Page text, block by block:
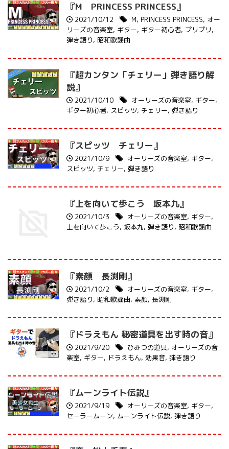
『M PRINCESS PRINCESS』
2021/10/12 M, PRINCESS PRINCESS, オー
リーズの音楽室, ギター, ギター初心者, プリプリ,
弾き語り, 昭和歌謡曲
『超カンタン「チェリー」弾き語り解
説』
2021/10/10 オーリーズの音楽室, ギター,
ギター初心者, スピッツ, チェリー, 弾き語り
『スピッツ チェリー』
2021/10/9 オーリーズの音楽室, ギター,
スピッツ, チェリー, 弾き語り
『上を向いて歩こう 坂本九』
2021/10/3 オーリーズの音楽室, ギター,
上を向いて歩こう, 坂本九, 弾き語り, 昭和歌謡曲
『素顔 長渕剛』
2021/10/2 オーリーズの音楽室, ギター,
弾き語り, 昭和歌謡曲, 素顔, 長渕剛
『ドラえもん 秘密道具を出す時の音』
2021/9/20 ひみつの道具, オーリーズの音
楽室, ギター, ドラえもん, 効果音, 弾き語り
『ムーンライト伝説』
2021/9/19 オーリーズの音楽室, ギター,
セーラームーン, ムーンライト伝説, 弾き語り